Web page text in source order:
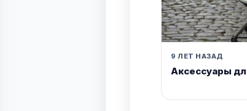
9 ЛЕТ НАЗАД
Аксессуары